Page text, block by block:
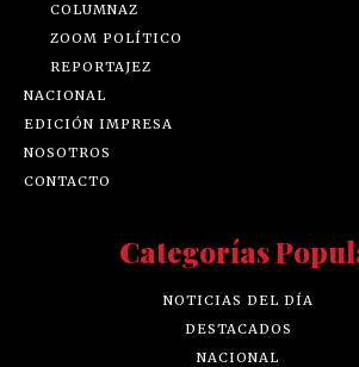
COLUMNAZ
ZOOM POLÍTICO
REPORTAJEZ
NACIONAL
EDICIÓN IMPRESA
NOSOTROS
CONTACTO
Categorías
NOTICIAS DEL DÍA
DESTACADOS
NACIONAL